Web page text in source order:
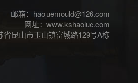
邮箱：haoluemould@126.com
网址：www.kshaolue.com
省昆山市玉山镇富城路129号A栋